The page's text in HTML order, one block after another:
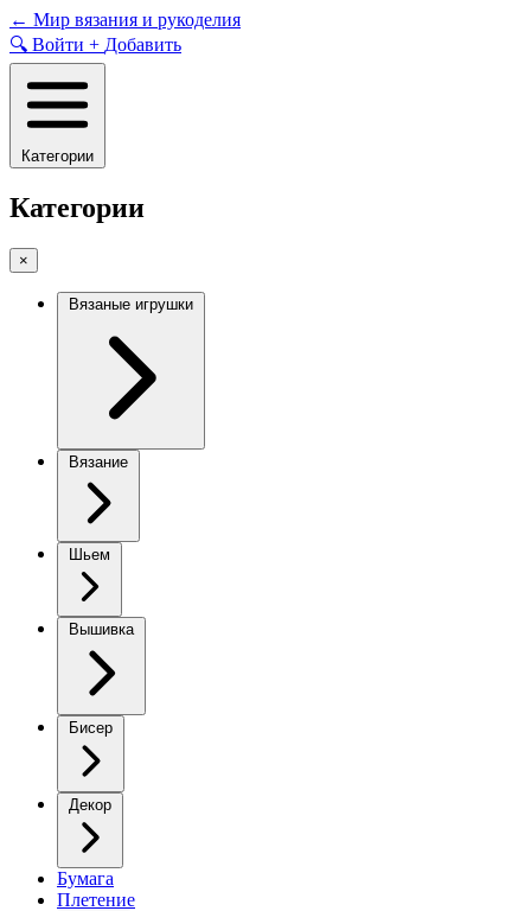
Skip
to
content
← Мир вязания и рукоделия
🔍 Войти + Добавить
Категории
Категории
×
Вязаные игрушки
Вязание
Шьем
Вышивка
Бисер
Декор
Бумага
Плетение